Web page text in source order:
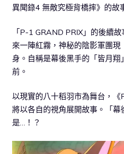
異聞錄4 無敵究極背橋摔》的故
「P-1 GRAND PRIX」的後續
來一陣紅霧，神秘的陰影軍團現
身。自稱是幕後黑手的「皆月
前。
以現實的八十稻羽市為舞台，
將以各自的視角展開故事。「幕
是…！？